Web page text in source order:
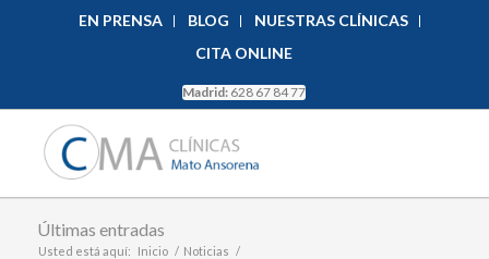
EN PRENSA BLOG
NUESTRAS CLÍNICAS
CITA ONLINE
Madrid: 628 67 84 77
Últimas entradas
Usted está aquí: Inicio / Noticias /